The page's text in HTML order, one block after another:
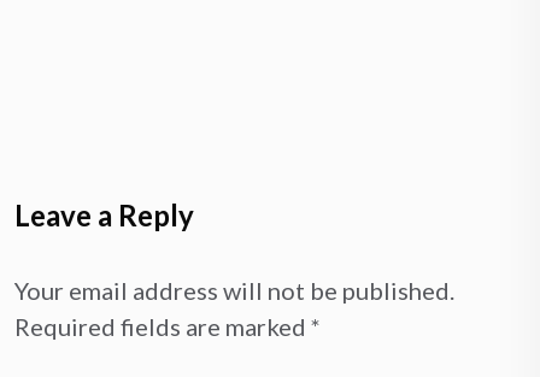
Leave a Reply
Your email address will not be published.
Required fields are marked *